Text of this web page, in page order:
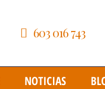
603 016 743
NOTICIAS